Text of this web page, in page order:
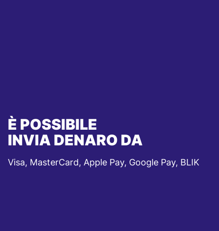
È POSSIBILE
INVIA DENARO DA
Visa, MasterCard, Apple Pay, Google Pay, BLIK